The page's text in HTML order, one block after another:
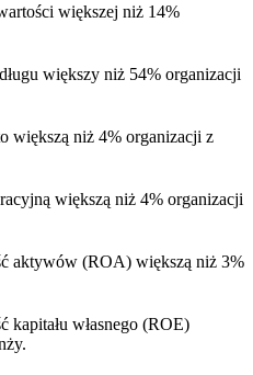
większej niż 14%
większy niż 54% organizacji
większą niż 4% organizacji z
większą niż 4% organizacji
aktywów (ROA) większą niż 3%
kapitału własnego (ROE)